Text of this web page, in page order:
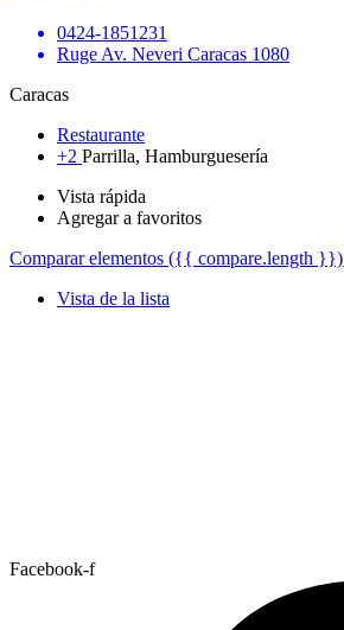
0424-1851231
Ruge Av. Neveri Caracas 1080
Caracas
Restaurante
+2 Parrilla, Hamburguesería
Vista rápida
Agregar a favoritos
Comparar elementos ({{ compare.length }})
Vista de la lista
Facebook-f